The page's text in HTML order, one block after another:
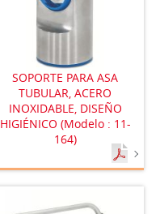
SOPORTE PARA ASA
TUBULAR, ACERO
INOXIDABLE, DISEÑO
HIGIÉNICO (Modelo : 11-
164)